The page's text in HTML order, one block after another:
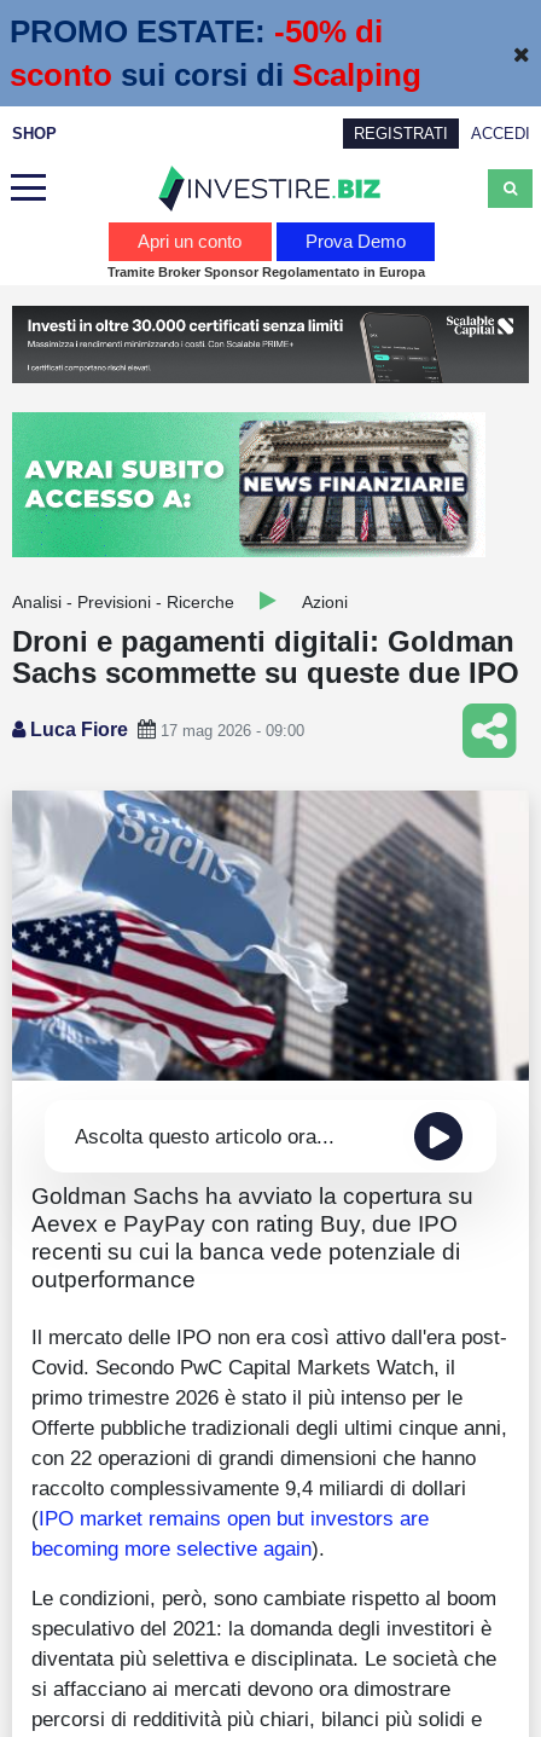
PROMO ESTATE: -50% di
sconto sui corsi di Scalping
SHOP REGISTRATI ACCEDI
Calendario economico
Webinar
Trading
Education
Quotazioni
Conto IG
Guru Monitor
Apri un conto Prova Demo
Tramite Broker Sponsor Regolamentato in Europa
Analisi - Previsioni - Ricerche Azioni
Droni e pagamenti digitali: Goldman
Sachs scommette su queste due IPO
Luca Fiore 17 mag 2026 - 09:00
Ascolta questo articolo ora...
Goldman Sachs ha avviato la copertura su
Aevex e PayPay con rating Buy, due IPO
recenti su cui la banca vede potenziale di
outperformance
Il mercato delle IPO non era così attivo dall'era post-
Covid. Secondo PwC Capital Markets Watch, il
primo trimestre 2026 è stato il più intenso per le
Offerte pubbliche tradizionali degli ultimi cinque anni,
con 22 operazioni di grandi dimensioni che hanno
raccolto complessivamente 9,4 miliardi di dollari
(IPO market remains open but investors are
becoming more selective again).
Le condizioni, però, sono cambiate rispetto al boom
speculativo del 2021: la domanda degli investitori è
diventata più selettiva e disciplinata. Le società che
si affacciano ai mercati devono ora dimostrare
percorsi di redditività più chiari, bilanci più solidi e